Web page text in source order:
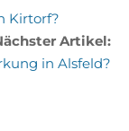
Kirtorf?
Artikel:
in Alsfeld?